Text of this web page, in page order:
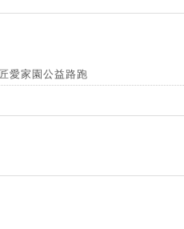
愛家園公益路跑